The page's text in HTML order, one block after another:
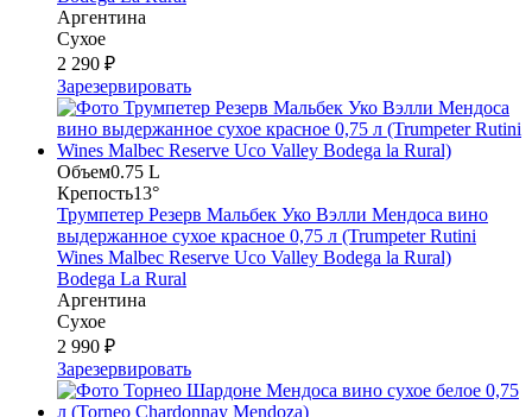
Аргентина
Сухое
2 290 ₽
Зарезервировать
Объем0.75 L
Крепость13°
Трумпетер Резерв Мальбек Уко Вэлли Мендоса вино
выдержанное сухое красное 0,75 л (Trumpeter Rutini
Wines Malbec Reserve Uco Valley Bodega la Rural)
Bodega La Rural
Аргентина
Сухое
2 990 ₽
Зарезервировать